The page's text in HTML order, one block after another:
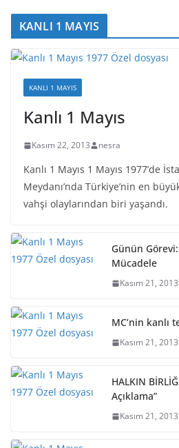
KANLI 1 MAYIS
KANLI 1 MAYIS
Kanlı 1 Mayıs
Kasım 22, 2013 nesra
Kanlı 1 Mayıs 1 Mayıs 1977’de
Meydanı’nda Türkiye’nin en
vahşi olaylarından biri yaşandı.
Günün
Mücadele
Kasım 21, 2013
MC’nin kanlı
Kasım 21, 2013
HALKIN
Açıklama”
Kasım 21, 2013